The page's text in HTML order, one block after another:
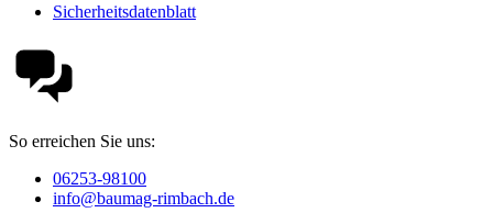
Sicherheitsdatenblatt
So erreichen Sie uns:
06253-98100
info@baumag-rimbach.de